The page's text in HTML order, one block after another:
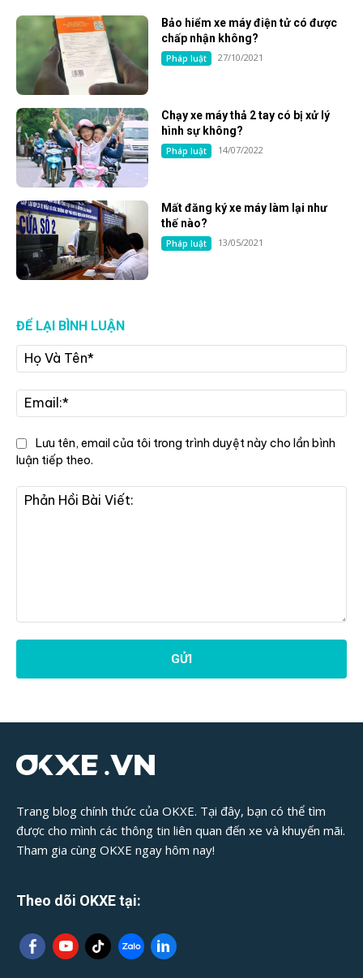
Bảo hiểm xe máy điện tử có được
chấp nhận không?
Pháp luật 27/10/2021
Chạy xe máy thả 2 tay có bị xử lý
hình sự không?
Pháp luật 14/07/2022
Mất đăng ký xe máy làm lại như
thế nào?
Pháp luật 13/05/2021
ĐỂ LẠI BÌNH LUẬN
Viết:
Và
Lưu tên, email của tôi trong trình duyệt này cho lần bình
luận tiếp theo.
Trang blog chính thức của OKXE. Tại đây, bạn có thể tìm
được cho mình các thông tin liên quan đến xe và khuyến mãi.
Tham gia cùng OKXE ngay hôm nay!
Theo dõi OKXE tại: